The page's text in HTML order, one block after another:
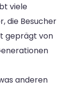
viele
die Besucher
geprägt von
anderen